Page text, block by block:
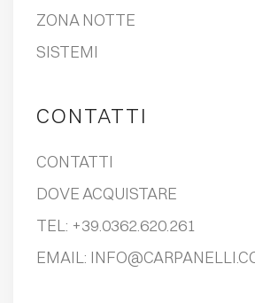
ZONA NOTTE
SISTEMI
CONTATTI
CONTATTI
DOVE ACQUISTARE
TEL: +39.0362.620.261
EMAIL: